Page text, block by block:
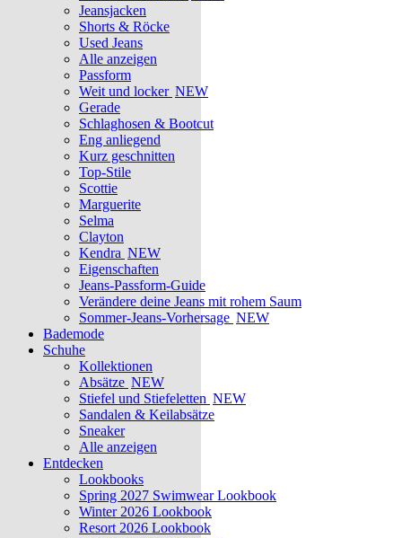
Jeansjacken
Shorts & Röcke
Used Jeans
Alle anzeigen
Passform
Weit und locker NEW
Gerade
Schlaghosen & Bootcut
Eng anliegend
Kurz geschnitten
Top-Stile
Scottie
Marguerite
Selma
Clayton
Kendra NEW
Eigenschaften
Jeans-Passform-Guide
Verändere deine Jeans mit rohem Saum
Sommer-Jeans-Vorhersage NEW
Bademode
Schuhe
Kollektionen
Absätze NEW
Stiefel und Stiefeletten NEW
Sandalen & Keilabsätze
Sneaker
Alle anzeigen
Entdecken
Lookbooks
Spring 2027 Swimwear Lookbook
Winter 2026 Lookbook
Resort 2026 Lookbook